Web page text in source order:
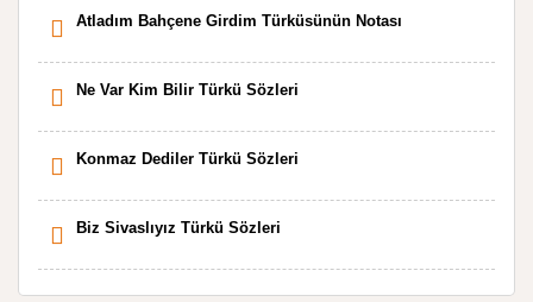
Atladım Bahçene Girdim Türküsünün Notası
Ne Var Kim Bilir Türkü Sözleri
Konmaz Dediler Türkü Sözleri
Biz Sivaslıyız Türkü Sözleri